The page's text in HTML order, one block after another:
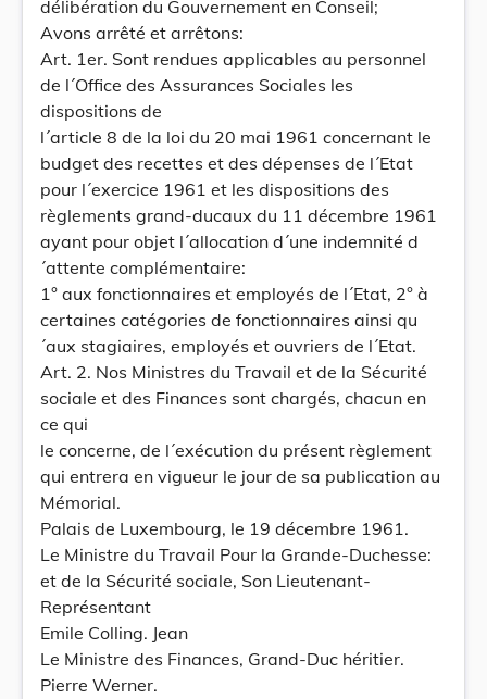
délibération du Gouvernement en Conseil;
Avons arrêté et arrêtons:
Art. 1er. Sont rendues applicables au personnel
de l´Office des Assurances Sociales les
dispositions de
l´article 8 de la loi du 20 mai 1961 concernant le
budget des recettes et des dépenses de l´Etat
pour l´exercice 1961 et les dispositions des
règlements grand-ducaux du 11 décembre 1961
ayant pour objet l´allocation d´une indemnité d
´attente complémentaire:
1° aux fonctionnaires et employés de l´Etat, 2° à
certaines catégories de fonctionnaires ainsi qu
´aux stagiaires, employés et ouvriers de l´Etat.
Art. 2. Nos Ministres du Travail et de la Sécurité
sociale et des Finances sont chargés, chacun en
ce qui
le concerne, de l´exécution du présent règlement
qui entrera en vigueur le jour de sa publication au
Mémorial.
Palais de Luxembourg, le 19 décembre 1961.
Le Ministre du Travail Pour la Grande-Duchesse:
et de la Sécurité sociale, Son Lieutenant-
Représentant
Emile Colling. Jean
Le Ministre des Finances, Grand-Duc héritier.
Pierre Werner.